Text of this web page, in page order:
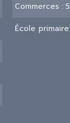
Commerces
École primaire